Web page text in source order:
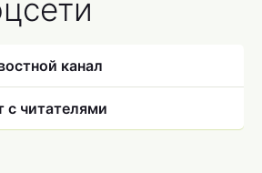
канал
с читателями